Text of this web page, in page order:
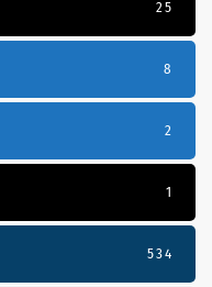
25
8
2
1
534